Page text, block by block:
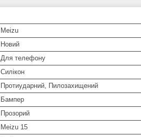
Meizu
Новий
Для телефону
Силікон
Протиударний, Пилозахищений
Бампер
Прозорий
Meizu 15